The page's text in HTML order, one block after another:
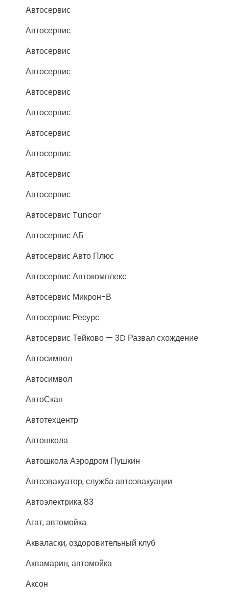
Автосервис
Автосервис
Автосервис
Автосервис
Автосервис
Автосервис
Автосервис
Автосервис
Автосервис
Автосервис
Автосервис Tuncar
Автосервис АБ
Автосервис Авто Плюс
Автосервис Автокомплекс
Автосервис Микрон-В
Автосервис Ресурс
Автосервис Тейково — 3D Развал схождение
Автосимвол
Автосимвол
АвтоСкан
Автотехцентр
Автошкола
Автошкола Аэродром Пушкин
Автоэвакуатор, служба автоэвакуации
Автоэлектрика 83
Агат, автомойка
Акваласки, оздоровительный клуб
Аквамарин, автомойка
Аксон